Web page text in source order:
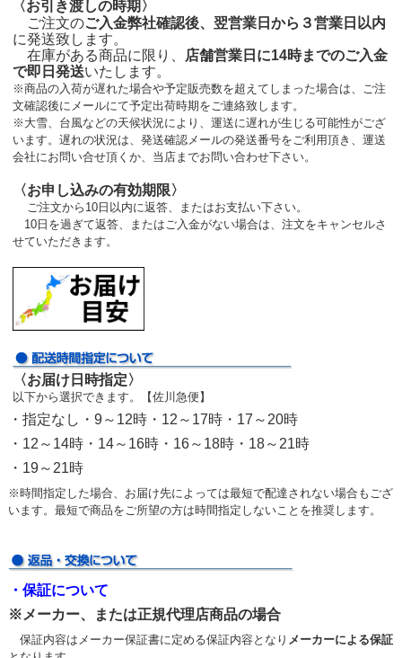
〈お引き渡しの時期〉
ご注文のご入金弊社確認後、翌営業日から３営業日以内
に発送致します。
在庫がある商品に限り、
店舗営業日に14時までのご入金
で即日発送いたします。
※商品の入荷が遅れた場合や予定販売数を超えてしまった場合は、ご注
文確認後にメールにて予定出荷時期をご連絡致します。
※大雪、台風などの天候状況により、運送に遅れが生じる可能性がござ
います。遅れの状況は、発送確認メールの発送番号をご利用頂き、運送
会社にお問い合せ頂くか、当店までお問い合わせ下さい。
〈お申し込みの有効期限〉
ご注文から10日以内に返答、またはお支払い下さい。
10日を過ぎて返答、またはご入金がない場合は、注文をキャンセルさ
せていただきます。
〈お届け日時指定〉
以下から選択できます。【佐川急便】
・指定なし・9～12時・12～17時・17～20時
・12～14時・14～16時・16～18時・18～21時
・19～21時
※時間指定した場合、お届け先によっては最短で配達されない場合もござ
います。最短で商品をご所望の方は時間指定しないことを推奨します。
・保証について
※メーカー、または正規代理店商品の場合
保証内容はメーカー保証書に定める保証内容となり メーカーによる保証